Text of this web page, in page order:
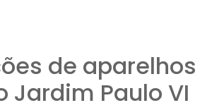
de aparelhos
Jardim Paulo VI